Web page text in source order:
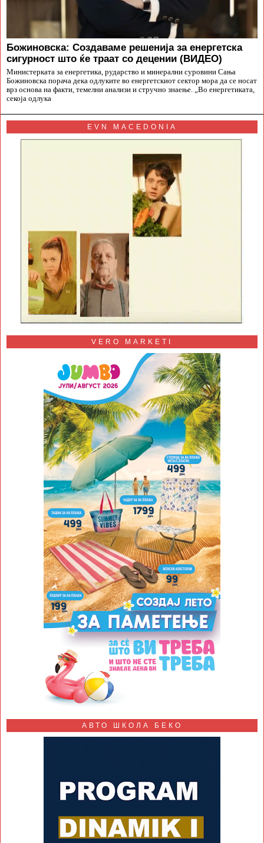
Божиновска: Создаваме решенија за енергетска
сигурност што ќе траат со децении (ВИДЕО)
Министерката за енергетика, рударство и минерални суровини Сања
Божиновска порача дека одлуките во енергетскиот сектор мора да се носат
врз основа на факти, темелни анализи и стручно знаење. „Во енергетиката,
секоја одлука
EVN MACEDONIA
VERO MARKETI
АВТО ШКОЛА БЕКО